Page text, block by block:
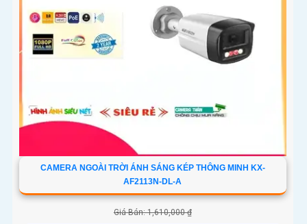
CAMERA NGOÀI TRỜI ÁNH SÁNG KÉP THÔNG MINH KX-
AF2113N-DL-A
Giá Bán: 1,610,000 ₫